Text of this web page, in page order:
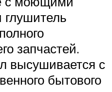
глушитель
запчастей.
высушивается с
бытового